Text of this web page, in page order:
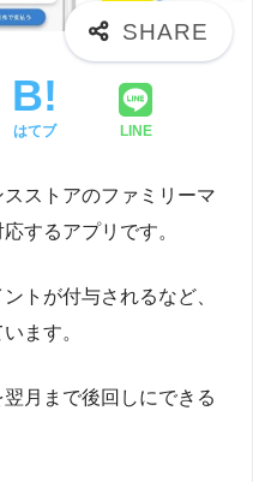
はてブ LINE
ストアのファミリーマ
するアプリです。
トが付与されるなど、
ます。
月まで後回しにできる